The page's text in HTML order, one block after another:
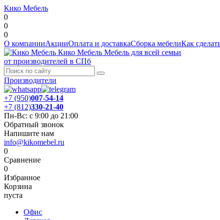
Кико Мебель
0
0
0
О компанииАкцииОплата и доставкаСборка мебелиКак
Кико Мебель Мебель для всей семьи
от производителей в СПб
Производители
+7 (950)007-54-14
+7 (812)330-21-40
Пн-Вс: с 9:00 до 21:00
Обратный звонок
Напишите нам
info@kikomebel.ru
0
Сравнение
0
Избранное
Корзина
пуста
Офис